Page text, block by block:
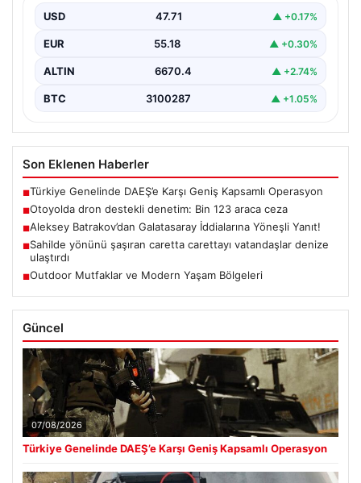
USD 47.71 ▲ +0.17%
EUR 55.18 ▲ +0.30%
ALTIN 6670.4 ▲ +2.74%
BTC 3100287 ▲ +1.05%
Son Eklenen Haberler
■Türkiye Genelinde DAEŞ’e Karşı Geniş Kapsamlı Operasyon
■Otoyolda dron destekli denetim: Bin 123 araca ceza
■Aleksey Batrakov’dan Galatasaray İddialarına Yöneşli Yanıt!
■Sahilde yönünü şaşıran caretta carettayı vatandaşlar denize
ulaştırdı
■Outdoor Mutfaklar ve Modern Yaşam Bölgeleri
Güncel
07/08/2026
Türkiye Genelinde DAEŞ’e Karşı Geniş Kapsamlı Operasyon